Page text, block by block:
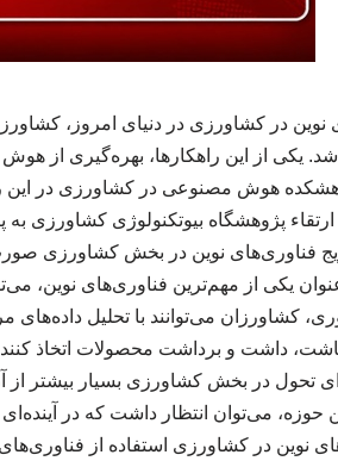
در کشاورزی در دنیای امروز،
یکی از این راهکارها، بهره‌گیری از
هوش مصنوعی در کشاورزی در این
پژوهشگاه بیوتکنولوژی کشاورزی به
فناوری‌های نوین در بخش کشاورزی
یکی از مهم‌ترین فناوری‌های نوین،
کشاورزان می‌توانند با تحلیل
کاشت، داشت و برداشت محصولات اتخاذ
در بخش کشاورزی بسیار بیشتر از
حوزه، می‌توان انتظار داشت که در
نوین در کشاورزی استفاده از